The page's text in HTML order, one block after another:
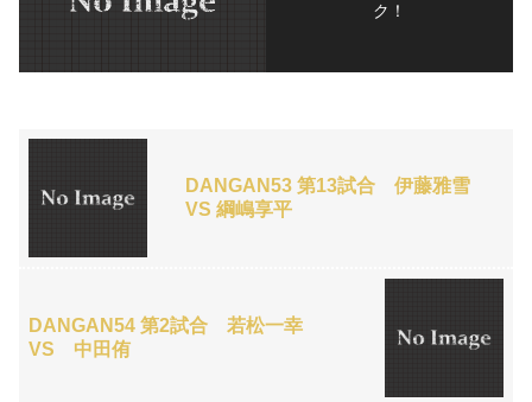
ク！
DANGAN53 第13試合 伊藤雅雪
VS 綱嶋享平
DANGAN54 第2試合 若松一幸
VS 中田侑